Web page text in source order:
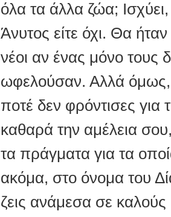
όλα τα άλλα ζώα; Ισχύει,
Άνυτος είτε όχι. Θα
νέοι αν ένας μόνο τους
ωφελούσαν. Αλλά όμως,
ποτέ δεν φρόντισες για
καθαρά την αμέλεια
τα πράγματα για τα
ακόμα, στο όνομα του
ζεις ανάμεσα σε